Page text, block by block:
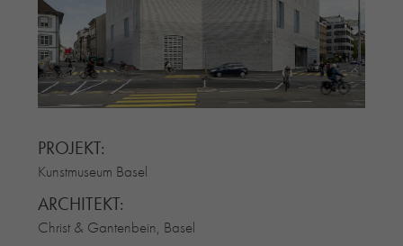
RE-USE-ZIEGEL
GLASUR-ZIEGEL
RE-USE-MÖRTEL
FASSADENPLANUNG (SCHWEIZ)
ÜBER UNS
BLOG
PROJEKT:
Kunstmuseum Basel
ARCHITEKT:
Christ & Gantenbein, Basel